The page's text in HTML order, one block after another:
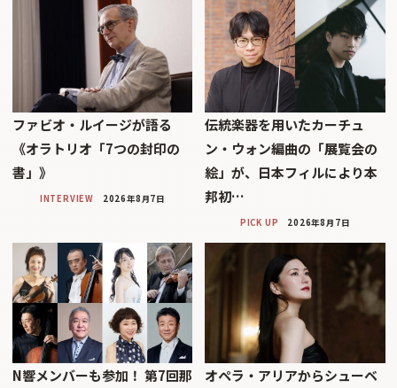
ファビオ・ルイージが語る
《オラトリオ「7つの封印の
書」》
INTERVIEW 2026年8月7日
伝統楽器を用いたカーチュ
ン・ウォン編曲の「展覧会の
絵」が、日本フィルにより本
邦初…
PICK UP 2026年8月7日
N響メンバーも参加！ 第7回那
オペラ・アリアからシューベ